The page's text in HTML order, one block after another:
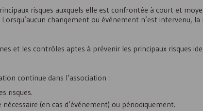
risques auxquels elle est confrontée à court et
changement ou événement n’est intervenu, la
et les contrôles aptes à prévenir les principaux risques
continue dans l’association :
risques.
(en cas d’événement) ou périodiquement.